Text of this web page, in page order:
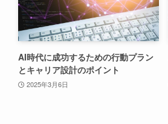
AI時代に成功するための行動プラン
とキャリア設計のポイント
2025年3月6日